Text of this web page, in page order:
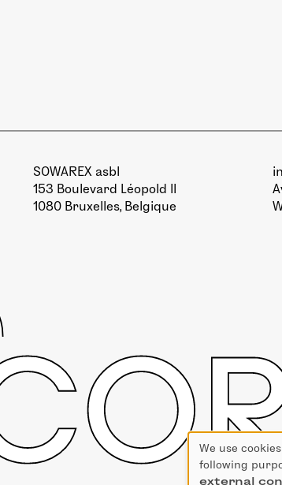
SOWAREX asbl
153 Boulevard Léopold II
1080 Bruxelles, Belgique
Use
of
We use
following
external